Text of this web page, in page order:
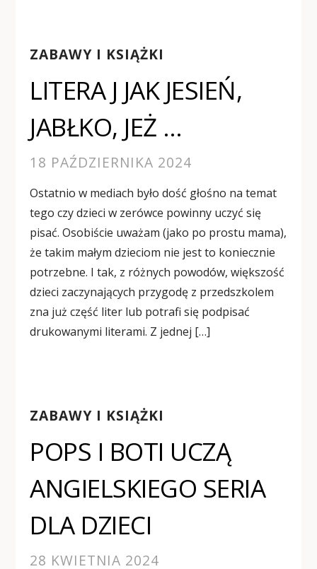
ZABAWY I KSIĄŻKI
LITERA J JAK JESIEŃ,
JABŁKO, JEŻ …
18 PAŹDZIERNIKA 2024
Ostatnio w mediach było dość głośno na temat
tego czy dzieci w zerówce powinny uczyć się
pisać. Osobiście uważam (jako po prostu mama),
że takim małym dzieciom nie jest to koniecznie
potrzebne. I tak, z różnych powodów, większość
dzieci zaczynających przygodę z przedszkolem
zna już część liter lub potrafi się podpisać
drukowanymi literami. Z jednej […]
ZABAWY I KSIĄŻKI
POPS I BOTI UCZĄ
ANGIELSKIEGO SERIA
DLA DZIECI
28 KWIETNIA 2024